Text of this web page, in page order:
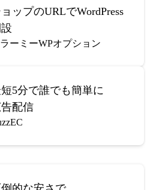
ップのURLでWordPress
ーミーWPオプション
5分で誰でも簡単に
告配信